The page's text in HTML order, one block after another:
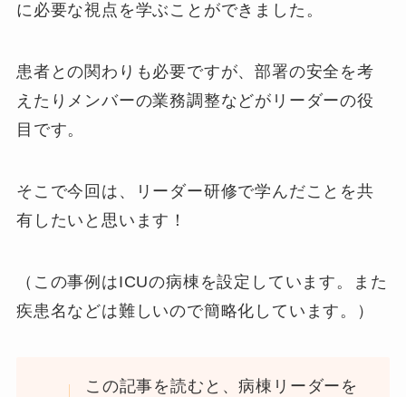
に必要な視点を学ぶことができました。
患者との関わりも必要ですが、部署の安全を考
えたりメンバーの業務調整などがリーダーの役
目です。
そこで今回は、リーダー研修で学んだことを共
有したいと思います！
（この事例はICUの病棟を設定しています。また
疾患名などは難しいので簡略化しています。）
この記事を読むと、病棟リーダーを